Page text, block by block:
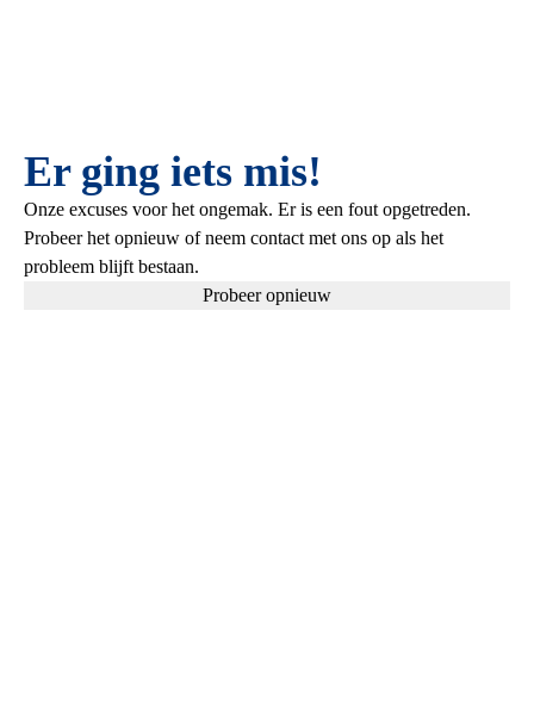
Er ging iets mis!
Onze excuses voor het ongemak. Er is een fout opgetreden.
Probeer het opnieuw of neem contact met ons op als het
probleem blijft bestaan.
Probeer opnieuw